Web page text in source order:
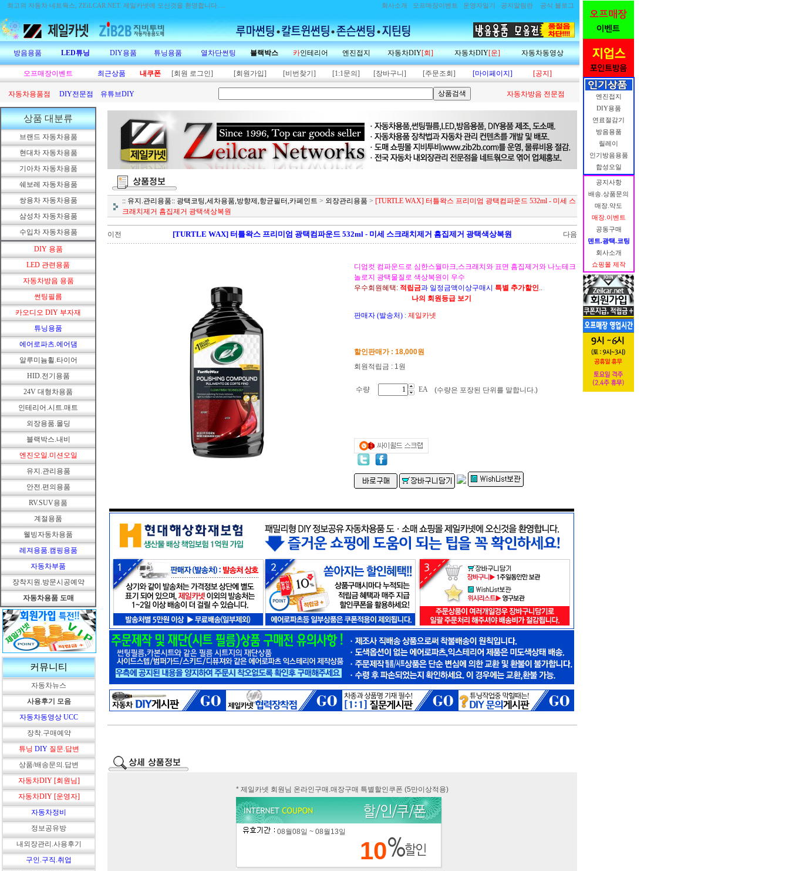
최고의 자동차 네트웍스, ZEiLCAR.NET. 제일카넷에 오신것을 환영합니다..... 회사소개 오프매장이벤트 운영자일기 공지알림란 공식 블로그
방음용품 LED튜닝 DIY용품 튜닝용품 열차단썬팅 블랙박스 카인테리어 엔진접지 자동차DIY[회] 자동차DIY[운] 자동차동영상
오프매장이벤트 최근상품 내쿠폰 [회원 로그인] [회원가입] [비번찾기] [1:1문의] [장바구니] [주문조회] [마이페이지] [공지]
자동차용품점 DIY전문점 유튜브DIY 자동차방음 전문점
상품 대분류
브랜드 자동차용품
현대차 자동차용품
기아차 자동차용품
쉐보레 자동차용품
쌍용차 자동차용품
삼성차 자동차용품
수입차 자동차용품
DIY 용품
LED 관련용품
자동차방음 용품
썬팅필름
카오디오 DIY 부자재
튜닝용품
에어로파츠.에어댐
알루미늄휠.타이어
HID.전기용품
24V 대형차용품
인테리어.시트.매트
외장용품.몰딩
블랙박스.내비
엔진오일.미션오일
유지.관리용품
안전.편의용품
RV.SUV용품
계절용품
웰빙자동차용품
레져용품.캠핑용품
자동차부품
장착지원.방문시공예약
자동차용품 도매
커뮤니티
자동차뉴스
사용후기 모음
자동차동영상 UCC
장착.구매예약
튜닝 DIY 질문.답변
상품/배송문의.답변
자동차DIY [회원님]
자동차DIY [운영자]
자동차정비
정보공유방
내외장관리.사용후기
구인.구직.취업
:: 유지.관리용품:: 광택코팅,세차용품,방향제,항균필터,카페인트 > 외장관리용품 > [TURTLE WAX] 터틀왁스 프리미엄 광택컴파운드 532ml - 미세 스
크래치제거 흠집제거 광택색상복원
이전 [TURTLE WAX] 터틀왁스 프리미엄 광택컴파운드 532ml - 미세 스크래치제거 흠집제거 광택색상복원 다음
디엄컷 컴파운드로 심한스월마크,스크래치와 표면 흠집제거와 나노테크
놀로지 광택물질로 색상복원이 우수
우수회원혜택: 적립금과 일정금액이상구매시 특별 추가할인..
나의 회원등급 보기
판매자 (발송처) : 제일카넷
할인판매가 : 18,000원
회원적립금 : 1원
수량 EA (수량은 포장된 단위를 말합니다.)
* 제일카넷 회원님 온라인구매.매장구매 특별할인쿠폰 (5만이상적용)
08월08일 ~ 08월13일
10
엔진접지
DIY용품
연료절감기
방음용품
릴레이
인기방음용품
합성오일
공지사항
배송.상품문의
매장.약도
매장.이벤트
공동구매
덴트.광택.코팅
회사소개
쇼핑몰 제작